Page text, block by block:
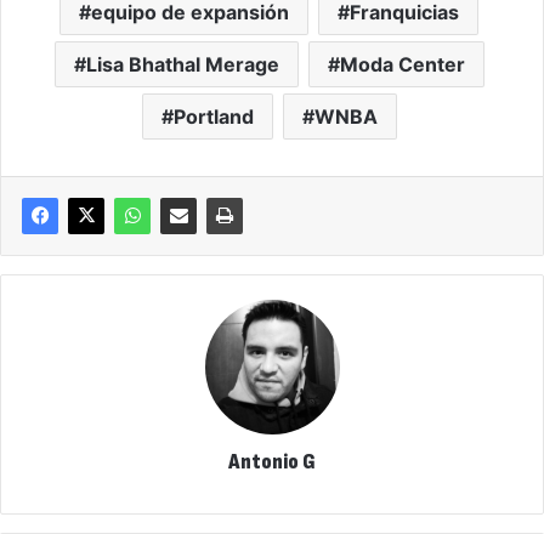
equipo de expansión Franquicias
Lisa Bhathal Merage Moda Center
Portland WNBA
Antonio G